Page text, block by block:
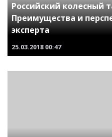
Российский колесный
Преимущества и
эксперта
25.03.2018 00:47